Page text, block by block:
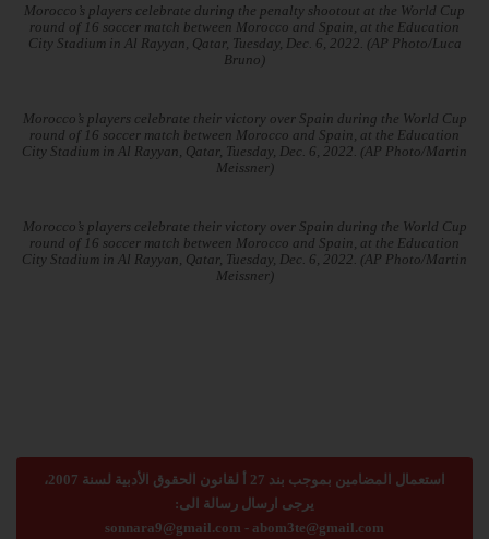
Morocco’s players celebrate during the penalty shootout at the World Cup
round of 16 soccer match between Morocco and Spain, at the Education
City Stadium in Al Rayyan, Qatar, Tuesday, Dec. 6, 2022. (AP Photo/Luca
Bruno)
Morocco’s players celebrate their victory over Spain during the World Cup
round of 16 soccer match between Morocco and Spain, at the Education
City Stadium in Al Rayyan, Qatar, Tuesday, Dec. 6, 2022. (AP Photo/Martin
Meissner)
Morocco’s players celebrate their victory over Spain during the World Cup
round of 16 soccer match between Morocco and Spain, at the Education
City Stadium in Al Rayyan, Qatar, Tuesday, Dec. 6, 2022. (AP Photo/Martin
Meissner)
استعمال المضامين بموجب بند 27 أ لقانون الحقوق الأدبية لسنة 2007،
يرجى ارسال رسالة الى:
sonnara9@gmail.com - abom3te@gmail.com